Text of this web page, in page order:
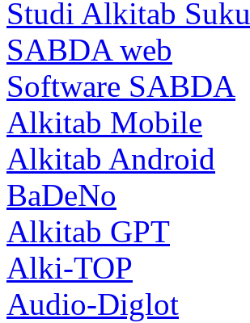
Studi Alkitab Suku
SABDA web
Software SABDA
Alkitab Mobile
Alkitab Android
BaDeNo
Alkitab GPT
Alki-TOP
Audio-Diglot